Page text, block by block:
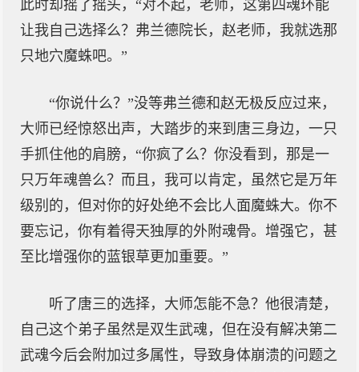
此时却摇了摇头，“对不起，老师，这第四魂环能
让我自己选择么？弗兰德院长，赵老师，我就选那
只地穴魔蛛吧。”
“你说什么？”没等弗兰德和赵无极反应过来，
大师已经惊怒出声，大踏步的来到唐三身边，一只
手抓住他的肩膀，“你疯了么？你没看到，那是一
只万年魂兽么？而且，我可以肯定，虽然它是万年
级别的，但对你的好处绝不会比人面魔蛛大。你不
要忘记，你有着得天独厚的外附魂骨。增强它，甚
至比增强你的蓝银草更加重要。”
听了唐三的选择，大师怎能不急？他很清楚，
自己这个弟子虽然是双生武魂，但在没有解决第二
武魂今后会附加过多属性，导致身体崩溃的问题之